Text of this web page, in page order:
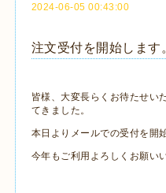
2024-06-05 00:43:00
注文受付を開始します
皆様、大変長らくお待たせい
てきました。
本日よりメールでの受付を開
今年もご利用よろしくお願い